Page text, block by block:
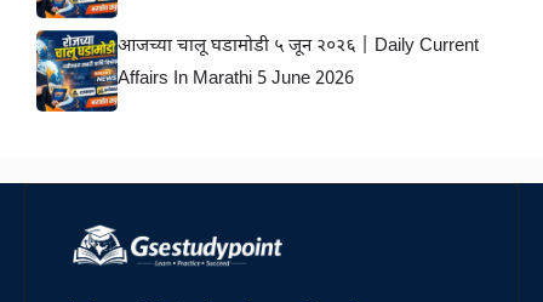
आजच्या चालू घडामोडी ५ जून २०२६ | Daily Current
Affairs In Marathi 5 June 2026